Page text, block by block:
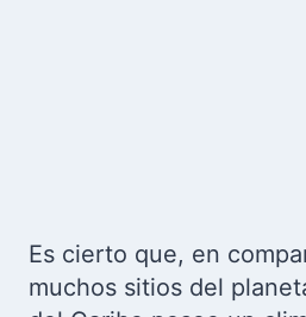
Es cierto que, en
muchos sitios del